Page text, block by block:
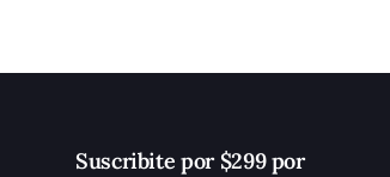
Suscribite por $299 por